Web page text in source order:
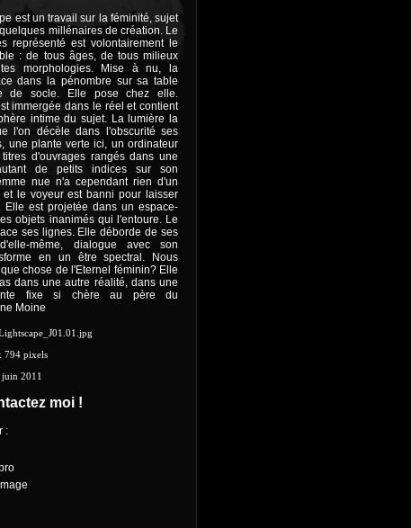
est un travail sur la féminité, sujet
millénaires de création. Le
représenté est volontairement le
: de tous âges, de tous milieux
morphologies. Mise à nu, la
dans la pénombre sur sa table
de socle. Elle pose chez elle.
immergée dans le réel et contient
intime du sujet. La lumière la
l'on décèle dans l'obscurité ses
une plante verte ici, un ordinateur
d'ouvrages rangés dans une
de petits indices sur son
nue n'a cependant rien d'un
et le voyeur est banni pour laisser
Elle est projetée dans un espace-
objets inanimés qui l'entoure. Le
ses lignes. Elle déborde de ses
même, dialogue avec son
en un être spectral. Nous
chose de l'Eternel féminin? Elle
dans une autre réalité, dans une
fixe si chère au père du
Moine
794 pixels
2011
moi !
: